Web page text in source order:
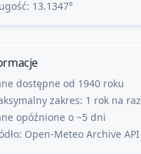
13.1347°
dostępne od 1940 roku
zakres: 1 rok na raz
opóźnione o ~5 dni
Open-Meteo Archive API